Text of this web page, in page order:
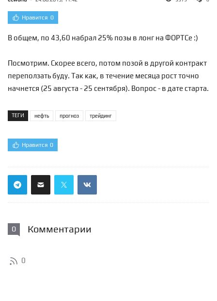
Нравится 0
В общем, по 43,60 набрал 25% позы в лонг на ФОРТСе :)
Посмотрим. Скорее всего, потом позой в другой контракт
переползать буду. Так как, в течение месяца рост точно
начнется (25 августа - 25 сентября). Вопрос - в дате старта.
ТЕГИ нефть прогноз трейдинг
Нравится 0
0 Комментарии
0